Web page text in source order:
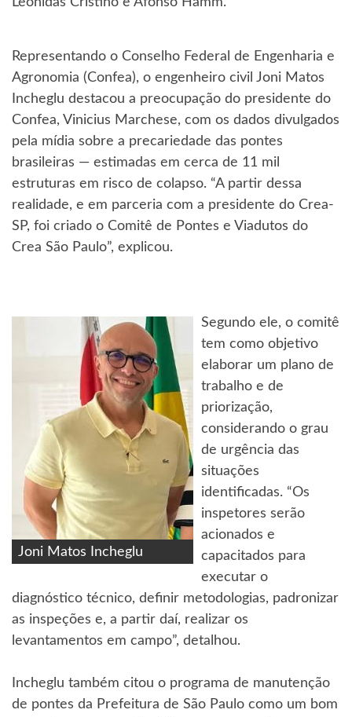
Representando o Conselho Federal de Engenharia e
Agronomia (Confea), o engenheiro civil Joni Matos
Incheglu destacou a preocupação do presidente do
Confea, Vinicius Marchese, com os dados divulgados
pela mídia sobre a precariedade das pontes
brasileiras — estimadas em cerca de 11 mil
estruturas em risco de colapso. “A partir dessa
realidade, e em parceria com a presidente do Crea-
SP, foi criado o Comitê de Pontes e Viadutos do
Crea São Paulo”, explicou.
Joni Matos Incheglu
Segundo ele, o comitê
tem como objetivo
elaborar um plano de
trabalho e de
priorização,
considerando o grau
de urgência das
situações
identificadas. “Os
inspetores serão
acionados e
capacitados para
executar o
diagnóstico técnico, definir metodologias, padronizar
as inspeções e, a partir daí, realizar os
levantamentos em campo”, detalhou.
Incheglu também citou o programa de manutenção
de pontes da Prefeitura de São Paulo como um bom